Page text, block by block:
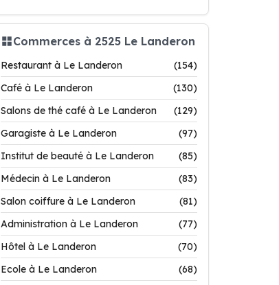
Commerces à 2525 Le Landeron
Restaurant à Le Landeron
(154)
Café à Le Landeron
(130)
Salons de thé café à Le Landeron
(129)
Garagiste à Le Landeron
(97)
Institut de beauté à Le Landeron
(85)
Médecin à Le Landeron
(83)
Salon coiffure à Le Landeron
(81)
Administration à Le Landeron
(77)
Hôtel à Le Landeron
(70)
Ecole à Le Landeron
(68)